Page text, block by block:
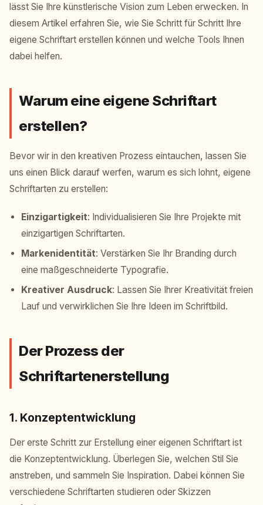
lässt Sie Ihre künstlerische Vision zum Leben erwecken. In
diesem Artikel erfahren Sie, wie Sie Schritt für Schritt Ihre
eigene Schriftart erstellen können und welche Tools Ihnen
dabei helfen.
Warum eine eigene Schriftart
erstellen?
Bevor wir in den kreativen Prozess eintauchen, lassen Sie
uns einen Blick darauf werfen, warum es sich lohnt, eigene
Schriftarten zu erstellen:
Einzigartigkeit: Individualisieren Sie Ihre Projekte mit
einzigartigen Schriftarten.
Markenidentität: Verstärken Sie Ihr Branding durch
eine maßgeschneiderte Typografie.
Kreativer Ausdruck: Lassen Sie Ihrer Kreativität freien
Lauf und verwirklichen Sie Ihre Ideen im Schriftbild.
Der Prozess der
Schriftartenerstellung
1. Konzeptentwicklung
Der erste Schritt zur Erstellung einer eigenen Schriftart ist
die Konzeptentwicklung. Überlegen Sie, welchen Stil Sie
anstreben, und sammeln Sie Inspiration. Dabei können Sie
verschiedene Schriftarten studieren oder Skizzen